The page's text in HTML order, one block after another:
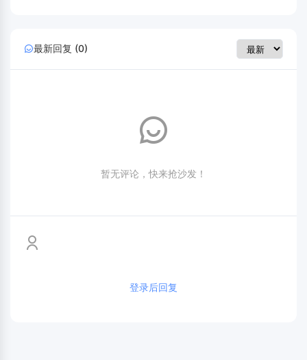
最新回复 (0)
暂无评论，快来抢沙发！
登录后回复